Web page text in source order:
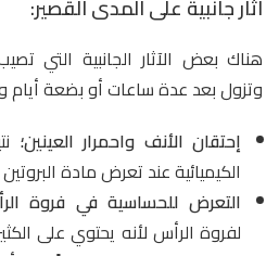
آثار جانبية على المدى القصير:
هناك بعض الآثار الجانبية التي
وتزول بعد عدة ساعات أو بضعة أيام
إحتقان الأنف واحمرار العينين؛
الكيميائية عند تعرض مادة
التعرض للحساسية في فروة
لفروة الرأس لأنه يحتوي على